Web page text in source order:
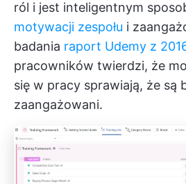
ról i jest inteligentnym
motywacji zespołu i
badania raport Udemy z
pracowników twierdzi, że
się w pracy sprawiają, że są
zaangażowani.